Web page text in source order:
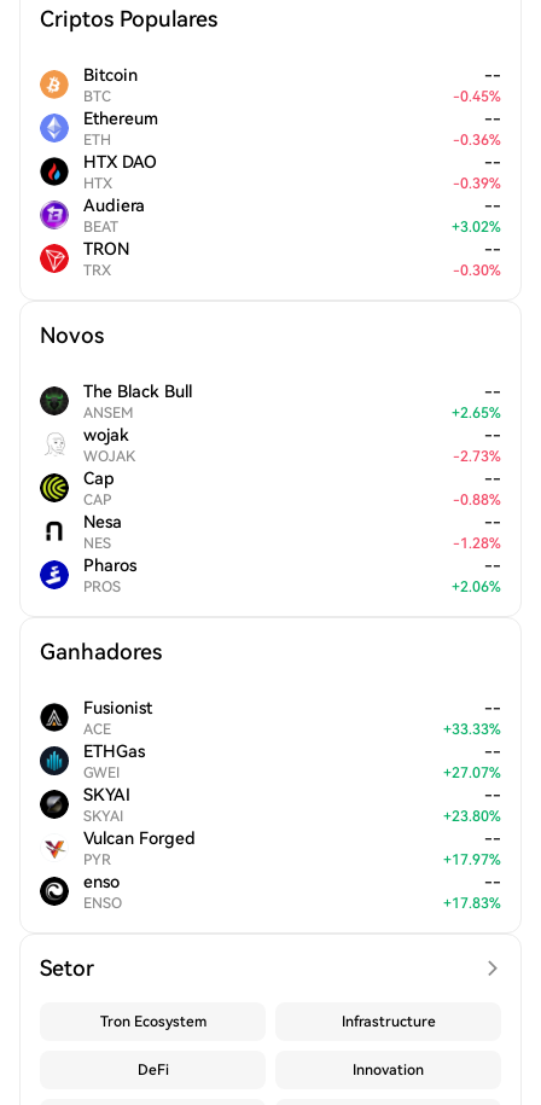
Criptos Populares
Bitcoin
BTC
--
-0.45%
Ethereum
ETH
--
-0.36%
HTX DAO
HTX
--
-0.39%
Audiera
BEAT
--
+3.02%
TRON
TRX
--
-0.30%
Novos
The Black Bull
ANSEM
--
+2.65%
wojak
WOJAK
--
-2.73%
Cap
CAP
--
-0.88%
Nesa
NES
--
-1.28%
Pharos
PROS
--
+2.06%
Ganhadores
Fusionist
ACE
--
+33.33%
ETHGas
GWEI
--
+27.07%
SKYAI
SKYAI
--
+23.80%
Vulcan Forged
PYR
--
+17.97%
enso
ENSO
--
+17.83%
Setor
Tron Ecosystem Infrastructure
DeFi Innovation